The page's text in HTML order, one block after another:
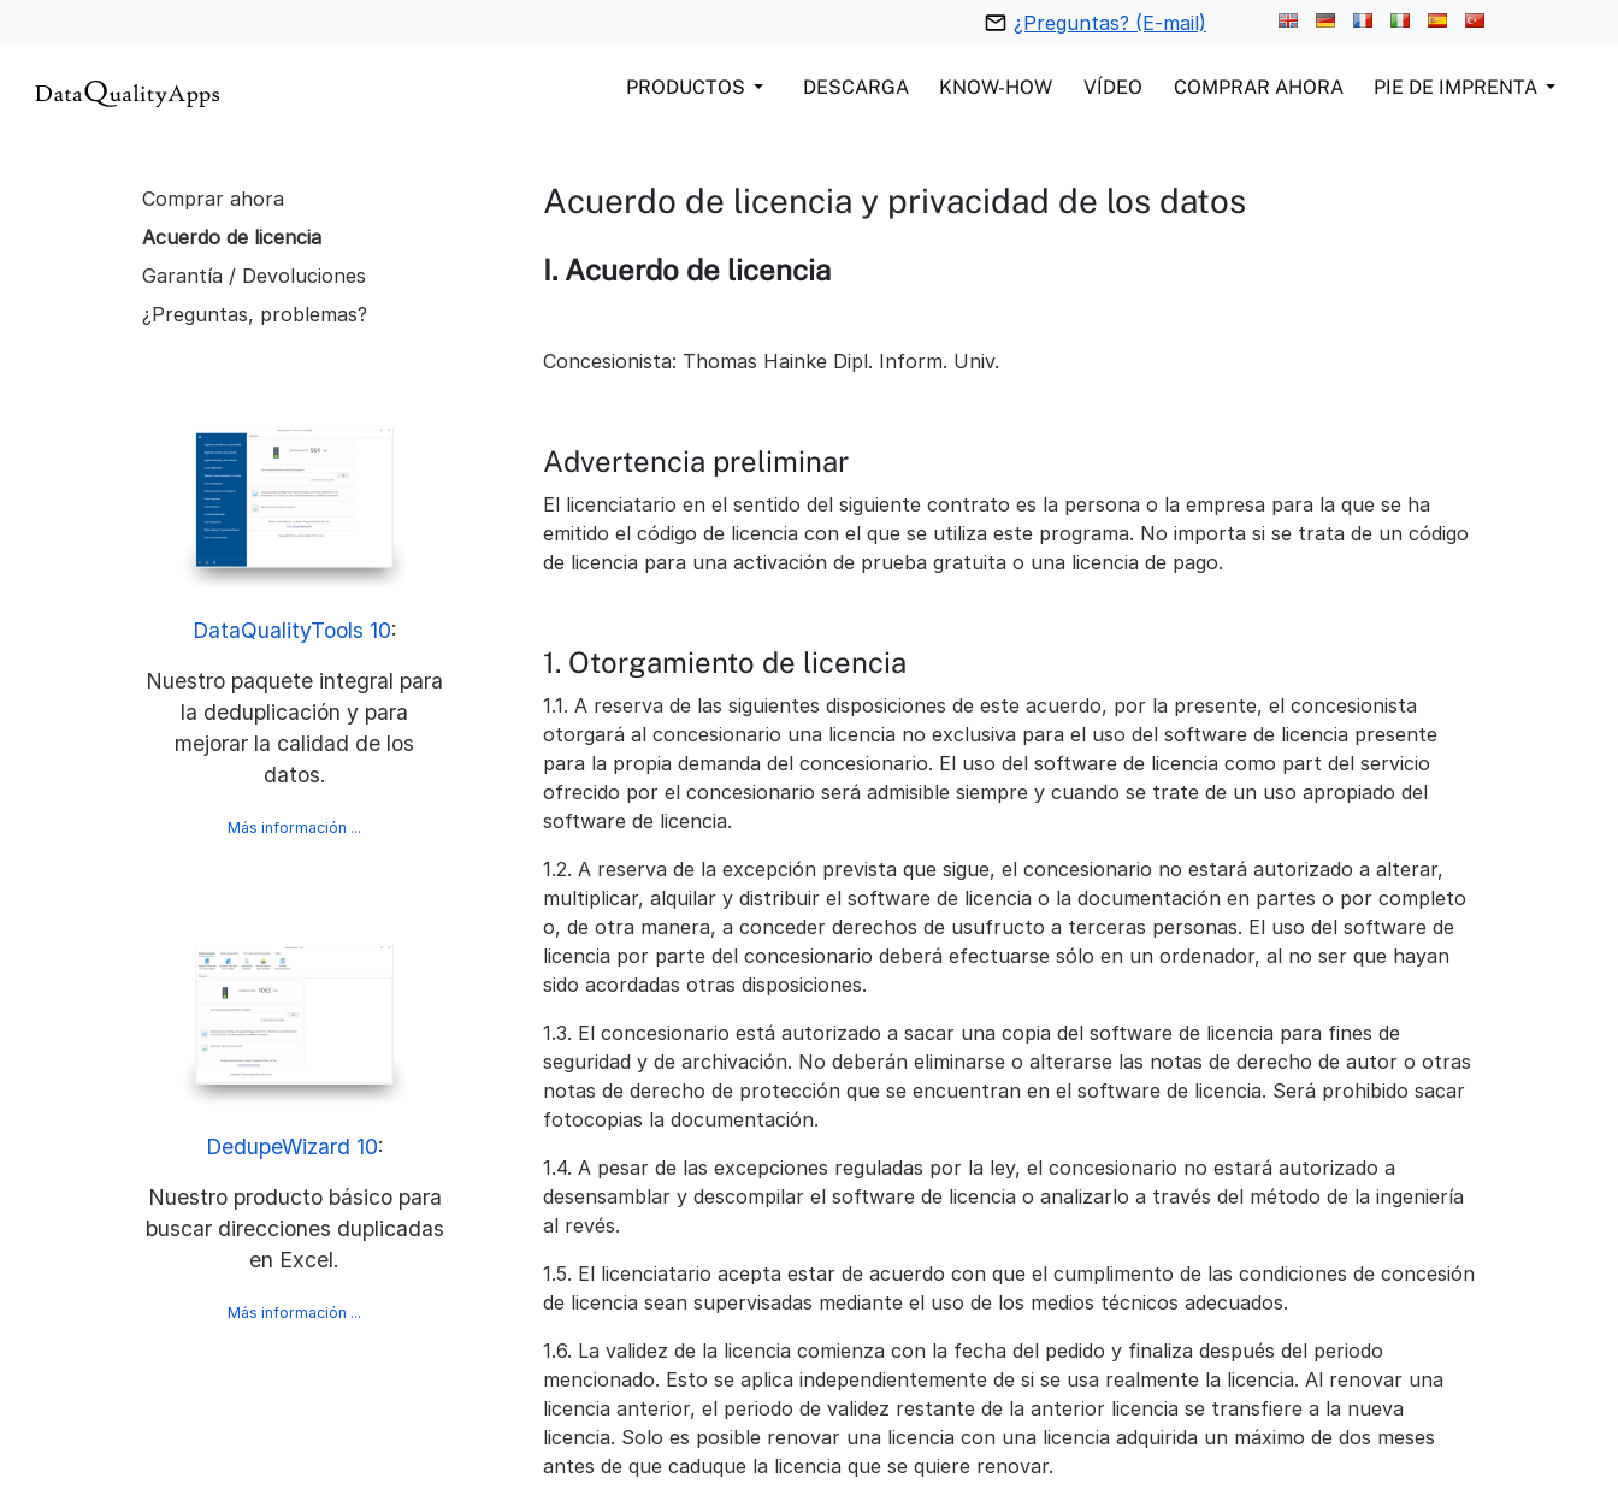
¿Preguntas? (E-mail)
PRODUCTOS DESCARGA KNOW-HOW VÍDEO COMPRAR AHORA PIE DE IMPRENTA
Comprar ahora
Acuerdo de licencia
Garantía / Devoluciones
¿Preguntas, problemas?
DataQualityTools 10:
Nuestro paquete integral para
la deduplicación y para
mejorar la calidad de los
datos.
Más información ...
DedupeWizard 10:
Nuestro producto básico para
buscar direcciones duplicadas
en Excel.
Más información ...
Acuerdo de licencia y privacidad de los datos
I. Acuerdo de licencia
Concesionista: Thomas Hainke Dipl. Inform. Univ.
Advertencia preliminar
El licenciatario en el sentido del siguiente contrato es la persona o la empresa para la que se ha
emitido el código de licencia con el que se utiliza este programa. No importa si se trata de un código
de licencia para una activación de prueba gratuita o una licencia de pago.
1. Otorgamiento de licencia
1.1. A reserva de las siguientes disposiciones de este acuerdo, por la presente, el concesionista
otorgará al concesionario una licencia no exclusiva para el uso del software de licencia presente
para la propia demanda del concesionario. El uso del software de licencia como part del servicio
ofrecido por el concesionario será admisible siempre y cuando se trate de un uso apropiado del
software de licencia.
1.2. A reserva de la excepción prevista que sigue, el concesionario no estará autorizado a alterar,
multiplicar, alquilar y distribuir el software de licencia o la documentación en partes o por completo
o, de otra manera, a conceder derechos de usufructo a terceras personas. El uso del software de
licencia por parte del concesionario deberá efectuarse sólo en un ordenador, al no ser que hayan
sido acordadas otras disposiciones.
1.3. El concesionario está autorizado a sacar una copia del software de licencia para fines de
seguridad y de archivación. No deberán eliminarse o alterarse las notas de derecho de autor o otras
notas de derecho de protección que se encuentran en el software de licencia. Será prohibido sacar
fotocopias la documentación.
1.4. A pesar de las excepciones reguladas por la ley, el concesionario no estará autorizado a
desensamblar y descompilar el software de licencia o analizarlo a través del método de la ingeniería
al revés.
1.5. El licenciatario acepta estar de acuerdo con que el cumplimento de las condiciones de concesión
de licencia sean supervisadas mediante el uso de los medios técnicos adecuados.
1.6. La validez de la licencia comienza con la fecha del pedido y finaliza después del periodo
mencionado. Esto se aplica independientemente de si se usa realmente la licencia. Al renovar una
licencia anterior, el periodo de validez restante de la anterior licencia se transfiere a la nueva
licencia. Solo es posible renovar una licencia con una licencia adquirida un máximo de dos meses
antes de que caduque la licencia que se quiere renovar.